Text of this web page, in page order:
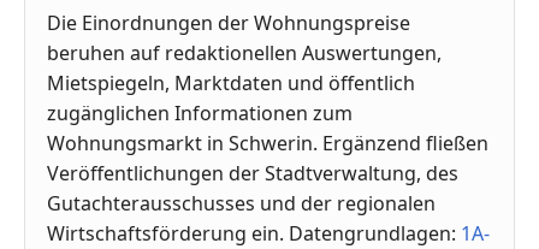
Die Einordnungen der Wohnungspreise
beruhen auf redaktionellen Auswertungen,
Mietspiegeln, Marktdaten und öffentlich
zugänglichen Informationen zum
Wohnungsmarkt in Schwerin. Ergänzend fließen
Veröffentlichungen der Stadtverwaltung, des
Gutachterausschusses und der regionalen
Wirtschaftsförderung ein. Datengrundlagen: 1A-